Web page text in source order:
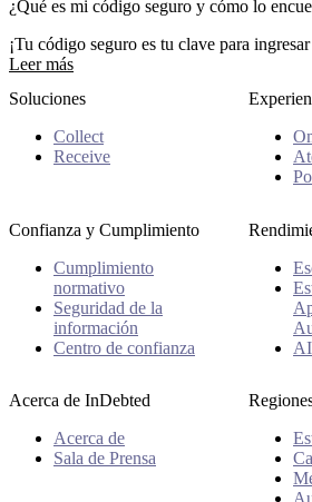
¿Qué es mi código seguro y cómo lo
¡Tu código seguro es tu clave para
Leer más
Soluciones
Collect
Receive
Confianza y Cumplimiento
Cumplimiento
normativo
Seguridad de la
información
Centro de confianza
Acerca de InDebted
Acerca de
Sala de Prensa